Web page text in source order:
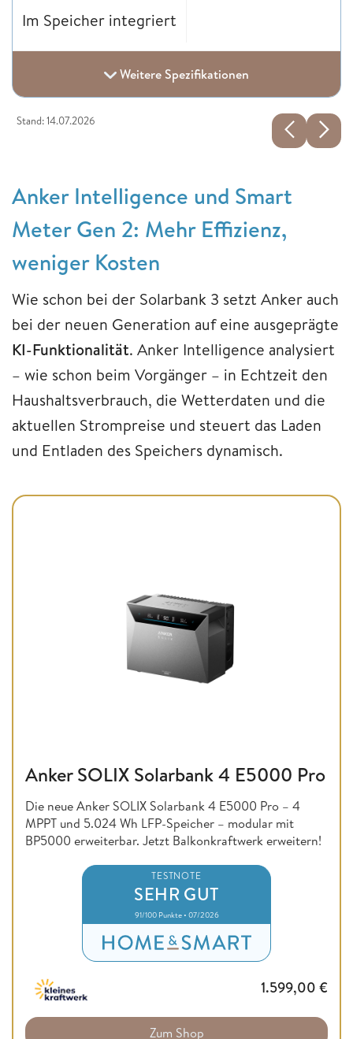
Im Speicher integriert
Weitere Spezifikationen
Stand: 14.07.2026
Anker Intelligence und Smart
Meter Gen 2: Mehr Effizienz,
weniger Kosten
Wie schon bei der Solarbank 3 setzt Anker auch
bei der neuen Generation auf eine ausgeprägte
KI-Funktionalität. Anker Intelligence analysiert
– wie schon beim Vorgänger – in Echtzeit den
Haushaltsverbrauch, die Wetterdaten und die
aktuellen Strompreise und steuert das Laden
und Entladen des Speichers dynamisch.
Anker SOLIX Solarbank 4 E5000 Pro
Die neue Anker SOLIX Solarbank 4 E5000 Pro – 4
MPPT und 5.024 Wh LFP-Speicher – modular mit
BP5000 erweiterbar. Jetzt Balkonkraftwerk erweitern!
TESTNOTE
SEHR GUT
91/100 Punkte • 07/2026
1.599,00 €
Zum Shop